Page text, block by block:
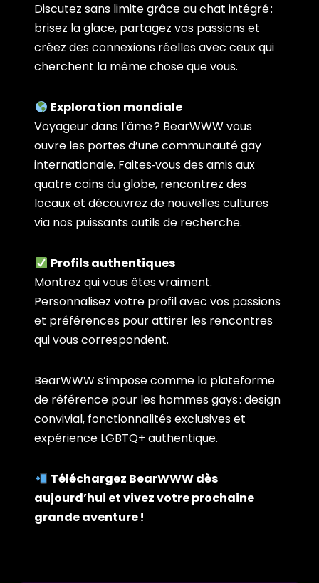
Discutez sans limite grâce au chat intégré :
brisez la glace, partagez vos passions et
créez des connexions réelles avec ceux qui
cherchent la même chose que vous.
Exploration mondiale
Voyageur dans l’âme ? BearWWW vous
ouvre les portes d’une communauté gay
internationale. Faites‑vous des amis aux
quatre coins du globe, rencontrez des
locaux et découvrez de nouvelles cultures
via nos puissants outils de recherche.
Profils authentiques
Montrez qui vous êtes vraiment.
Personnalisez votre profil avec vos passions
et préférences pour attirer les rencontres
qui vous correspondent.
BearWWW s’impose comme la plateforme
de référence pour les hommes gays : design
convivial, fonctionnalités exclusives et
expérience LGBTQ+ authentique.
Téléchargez BearWWW dès
aujourd’hui et vivez votre prochaine
grande aventure !